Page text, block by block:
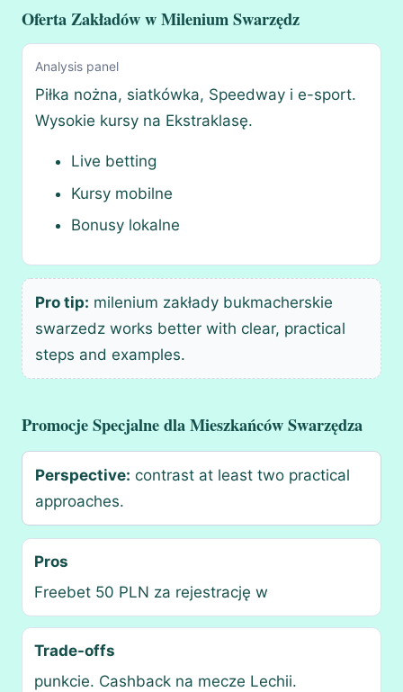
Oferta Zakładów w Milenium Swarzędz
Analysis panel
Piłka nożna, siatkówka, Speedway i e-sport.
Wysokie kursy na Ekstraklasę.
Live betting
Kursy mobilne
Bonusy lokalne
Pro tip: milenium zakłady bukmacherskie
swarzedz works better with clear, practical
steps and examples.
Promocje Specjalne dla Mieszkańców Swarzędza
Perspective: contrast at least two practical
approaches.
Pros
Freebet 50 PLN za rejestrację w
Trade-offs
punkcie. Cashback na mecze Lechii.